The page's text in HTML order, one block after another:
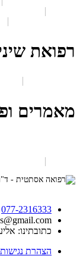
רפואת
מאמרים
077-2316333
כתובתינו: אליעזר
הצהרת נגישות